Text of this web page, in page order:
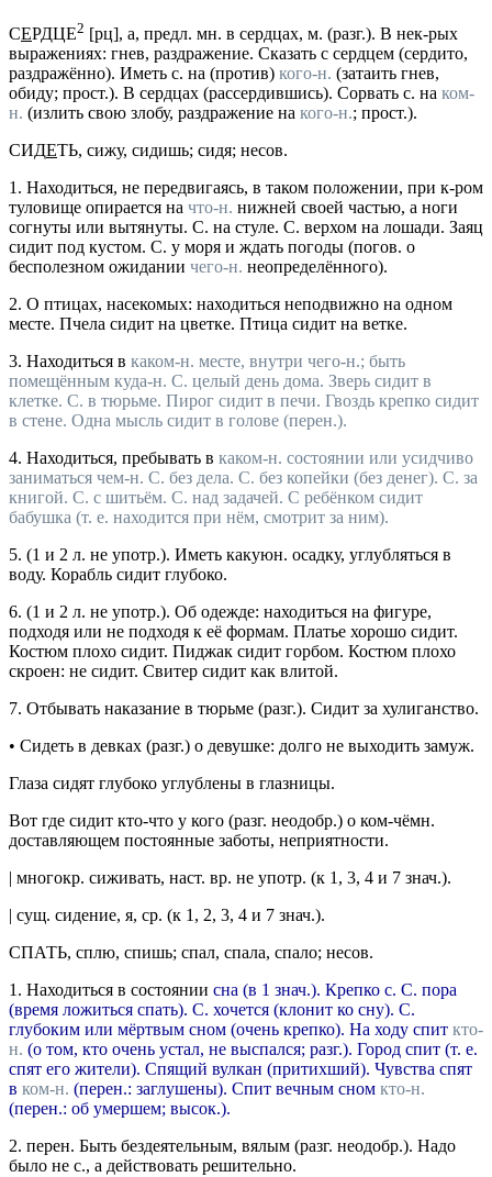
СЕРДЦЕ2 [рц], а, предл. мн. в сердцах, м. (разг.). В нек-рых
выражениях: гнев, раздражение. Сказать с сердцем (сердито,
раздражённо). Иметь с. на (против) кого-н. (затаить гнев,
обиду; прост.). В сердцах (рассердившись). Сорвать с. на ком-
н. (излить свою злобу, раздражение на кого-н.; прост.).
СИДЕТЬ, сижу, сидишь; сидя; несов.
1. Находиться, не передвигаясь, в таком положении, при к-ром
туловище опирается на что-н. нижней своей частью, а ноги
согнуты или вытянуты. С. на стуле. С. верхом на лошади. Заяц
сидит под кустом. С. у моря и ждать погоды (погов. о
бесполезном ожидании чего-н. неопределённого).
2. О птицах, насекомых: находиться неподвижно на одном
месте. Пчела сидит на цветке. Птица сидит на ветке.
3. Находиться в каком-н. месте, внутри чего-н.; быть
помещённым куда-н. С. целый день дома. Зверь сидит в
клетке. С. в тюрьме. Пирог сидит в печи. Гвоздь крепко сидит
в стене. Одна мысль сидит в голове (перен.).
4. Находиться, пребывать в каком-н. состоянии или усидчиво
заниматься чем-н. С. без дела. С. без копейки (без денег). С. за
книгой. С. с шитьём. С. над задачей. С ребёнком сидит
бабушка (т. е. находится при нём, смотрит за ним).
5. (1 и 2 л. не употр.). Иметь какуюн. осадку, углубляться в
воду. Корабль сидит глубоко.
6. (1 и 2 л. не употр.). Об одежде: находиться на фигуре,
подходя или не подходя к её формам. Платье хорошо сидит.
Костюм плохо сидит. Пиджак сидит горбом. Костюм плохо
скроен: не сидит. Свитер сидит как влитой.
7. Отбывать наказание в тюрьме (разг.). Сидит за хулиганство.
• Сидеть в девках (разг.) о девушке: долго не выходить замуж.
Глаза сидят глубоко углублены в глазницы.
Вот где сидит кто-что у кого (разг. неодобр.) о ком-чёмн.
доставляющем постоянные заботы, неприятности.
| многокр. сиживать, наст. вр. не употр. (к 1, 3, 4 и 7 знач.).
| сущ. сидение, я, ср. (к 1, 2, 3, 4 и 7 знач.).
СПАТЬ, сплю, спишь; спал, спала, спало; несов.
1. Находиться в состоянии сна (в 1 знач.). Крепко с. С. пора
(время ложиться спать). С. хочется (клонит ко сну). С.
глубоким или мёртвым сном (очень крепко). На ходу спит кто-
н. (о том, кто очень устал, не выспался; разг.). Город спит (т. е.
спят его жители). Спящий вулкан (притихший). Чувства спят
в ком-н. (перен.: заглушены). Спит вечным сном кто-н.
(перен.: об умершем; высок.).
2. перен. Быть бездеятельным, вялым (разг. неодобр.). Надо
было не с., а действовать решительно.